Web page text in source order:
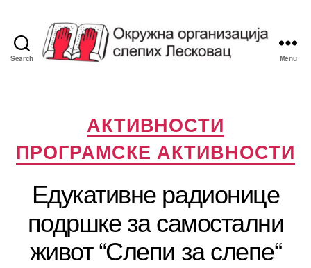
Search Menu
Categories
АКТИВНОСТИ
ПРОГРАМСКЕ АКТИВНОСТИ
Едукативне радионице
подршке за самостални
живот “Слепи за слепе“